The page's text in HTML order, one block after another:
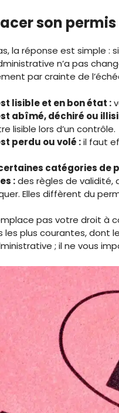
son permis
la réponse est simple
n’a pas
par crainte de
lisible et en bon état :
abîmé, déchiré ou
lisible lors d’un contrôle.
perdu ou volé :il faut
catégories de
:des règles de validité,
Elles diffèrent du
pas votre droit à
les plus courantes, dont
; il ne vous